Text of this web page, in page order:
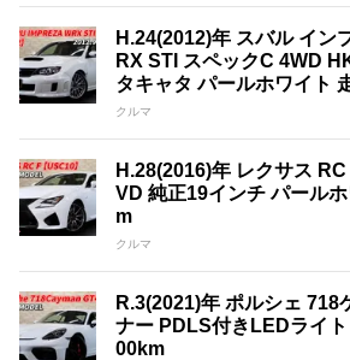
H.24(2012)年 スバル イン
RX STI スペックC 4WD
タキャタ パールホワイト
クルマ
H.28(2016)年 レクサス
VD 純正19インチ パール
m
クルマ
R.3(2021)年 ポルシェ 718
ナー PDLS付きLEDライ
00km